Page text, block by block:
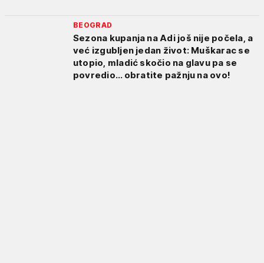
BEOGRAD
Sezona kupanja na Adi još nije počela, a
već izgubljen jedan život: Muškarac se
utopio, mladić skočio na glavu pa se
povredio... obratite pažnju na ovo!